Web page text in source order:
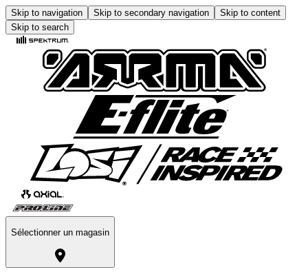
Skip to navigation Skip to secondary navigation
Skip to content
Skip to search
Sélectionner un magasin